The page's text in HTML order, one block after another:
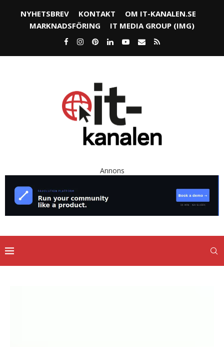
NYHETSBREV KONTAKT
OM IT-KANALEN.SE
MARKNADSFÖRING
IT MEDIA GROUP (IMG)
Annons